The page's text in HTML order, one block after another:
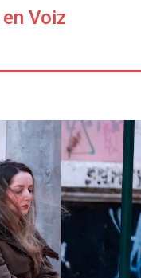
Voiz